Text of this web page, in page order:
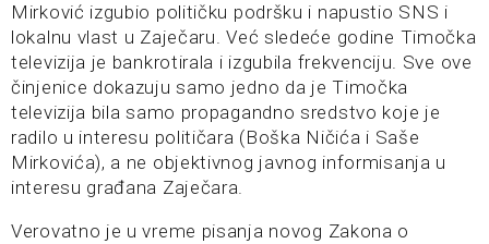
Mirković izgubio političku podršku i napustio SNS i
lokalnu vlast u Zaječaru. Već sledeće godine Timočka
televizija je bankrotirala i izgubila frekvenciju. Sve ove
činjenice dokazuju samo jedno da je Timočka
televizija bila samo propagandno sredstvo koje je
radilo u interesu političara (Boška Ničića i Saše
Mirkovića), a ne objektivnog javnog informisanja u
interesu građana Zaječara.
Verovatno je u vreme pisanja novog Zakona o